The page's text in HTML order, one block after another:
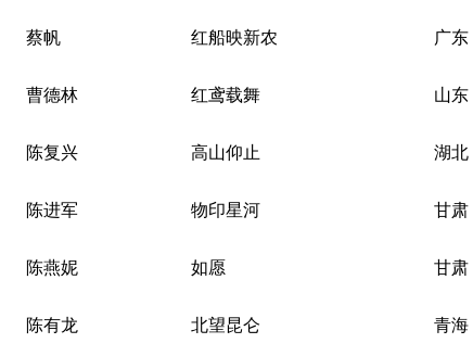
蔡帆 红船映新农 广东
曹德林 红鸢载舞 山东
陈复兴 高山仰止 湖北
陈进军 物印星河 甘肃
陈燕妮 如愿 甘肃
陈有龙 北望昆仑 青海